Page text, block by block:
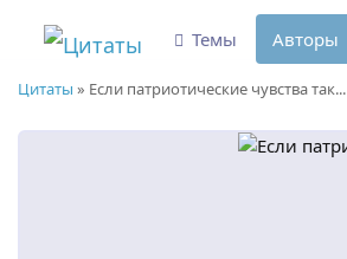
Цитаты » Если патриотические чувства так...
Темы Авторы